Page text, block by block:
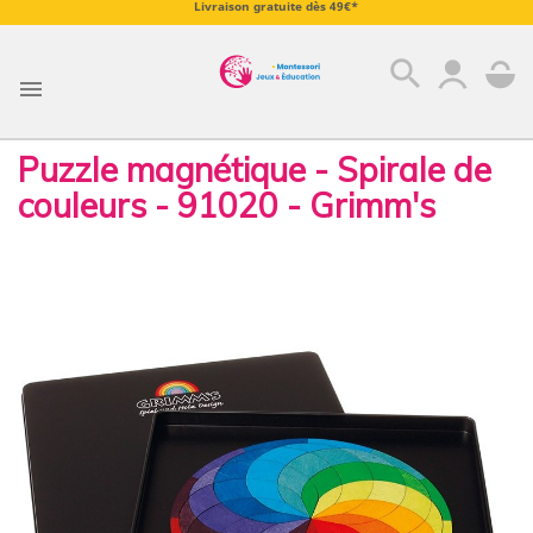
Livraison gratuite dès 49€*
 search
Puzzle magnétique - Spirale de
couleurs - 91020 - Grimm's